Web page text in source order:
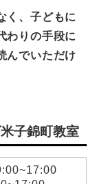
く、子どもに
わりの手段に
んでいただけ
子錦町教室